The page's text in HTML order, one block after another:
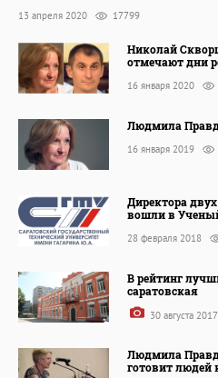
13 апреля 2020 17799
Николай
отмечают дни
16 января 2020
Людмила
16 января 2019
Директора
вошли в
28 февраля 2018
В рейтинг
саратовская
30 августа 2017
Людмила
готовит людей